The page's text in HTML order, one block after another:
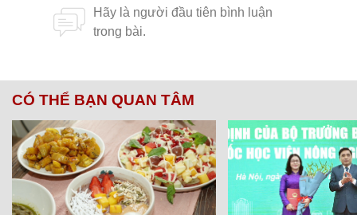
CÓ THỂ BẠN QUAN TÂM